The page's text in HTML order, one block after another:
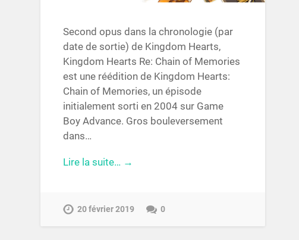
Second opus dans la chronologie (par
date de sortie) de Kingdom Hearts,
Kingdom Hearts Re: Chain of Memories
est une réédition de Kingdom Hearts:
Chain of Memories, un épisode
initialement sorti en 2004 sur Game
Boy Advance. Gros bouleversement
dans…
Lire la suite… →
20 février 2019 0